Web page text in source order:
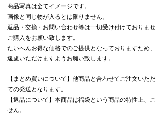
商品写真は全てイメージです。
画像と同じ物が入るとは限りません。
返品・交換・お問い合わせ等は一切受け付けておりま
ご購入をお願い致します。
たいへんお得な価格でのご提供となっておりますため
遠慮いただけますようお願い致します。
【まとめ買いについて】他商品と合わせてご注文いた
ての発送となります。
【返品について】本商品は福袋という商品の特性上、
せん。